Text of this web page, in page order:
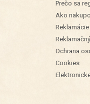
Prečo sa
Ako
Reklamácie
Ochrana
Cookies